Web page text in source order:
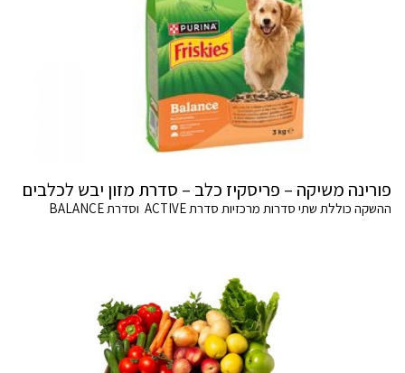
פורינה משיקה – פריסקיז כלב – סדרת מזון יבש לכלבים
ההשקה כוללת שתי סדרות מרכזיות סדרת ACTIVE וסדרת BALANCE